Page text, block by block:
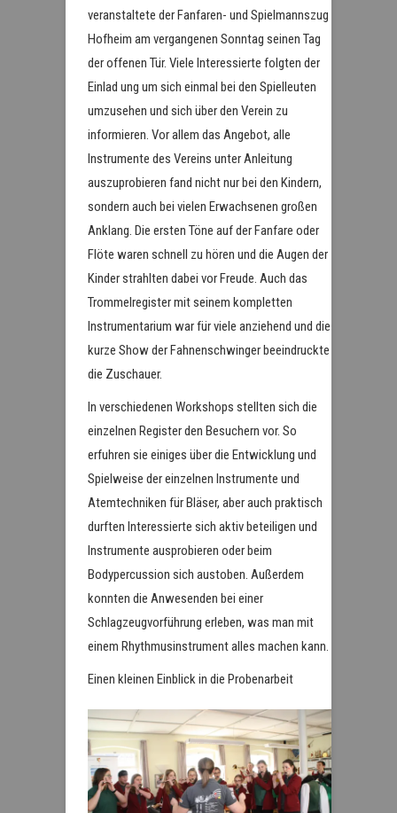
veranstaltete der Fanfaren- und Spielmannszug
Hofheim am vergangenen Sonntag seinen Tag
der offenen Tür. Viele Interessierte folgten der
Einlad ung um sich einmal bei den Spielleuten
umzusehen und sich über den Verein zu
informieren. Vor allem das Angebot, alle
Instrumente des Vereins unter Anleitung
auszuprobieren fand nicht nur bei den Kindern,
sondern auch bei vielen Erwachsenen großen
Anklang. Die ersten Töne auf der Fanfare oder
Flöte waren schnell zu hören und die Augen der
Kinder strahlten dabei vor Freude. Auch das
Trommelregister mit seinem kompletten
Instrumentarium war für viele anziehend und die
kurze Show der Fahnenschwinger beeindruckte
die Zuschauer.
In verschiedenen Workshops stellten sich die
einzelnen Register den Besuchern vor. So
erfuhren sie einiges über die Entwicklung und
Spielweise der einzelnen Instrumente und
Atemtechniken für Bläser, aber auch praktisch
durften Interessierte sich aktiv beteiligen und
Instrumente ausprobieren oder beim
Bodypercussion sich austoben. Außerdem
konnten die Anwesenden bei einer
Schlagzeugvorführung erleben, was man mit
einem Rhythmusinstrument alles machen kann.
Einen kleinen Einblick in die Probenarbeit